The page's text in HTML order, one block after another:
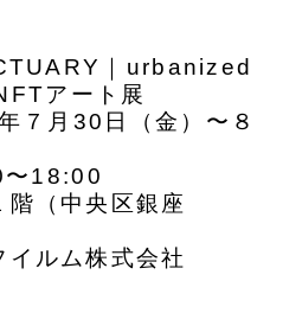
｜urbanized
アート展
月30日（金）〜８
〜18:00
（中央区銀座
ルム株式会社